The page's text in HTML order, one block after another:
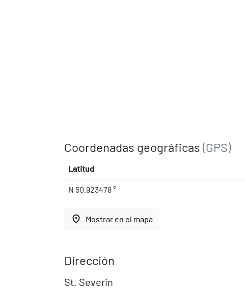
Coordenadas geográficas (GPS)
Latitud
N 50.923478 °
place Mostrar en el mapa
Dirección
St. Severin